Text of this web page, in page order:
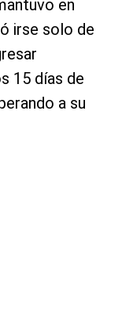
en
irse solo de
15 días de
a su